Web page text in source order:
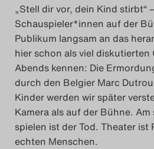
„Stell dir vor, dein Kind stirbt“
Schauspieler*innen auf der
Publikum langsam an das
hier schon als viel diskutierten
Abends kennen: Die
durch den Belgier Marc
Kinder werden wir später
Kamera als auf der Bühne.
spielen ist der Tod. Theater ist
echten Menschen.